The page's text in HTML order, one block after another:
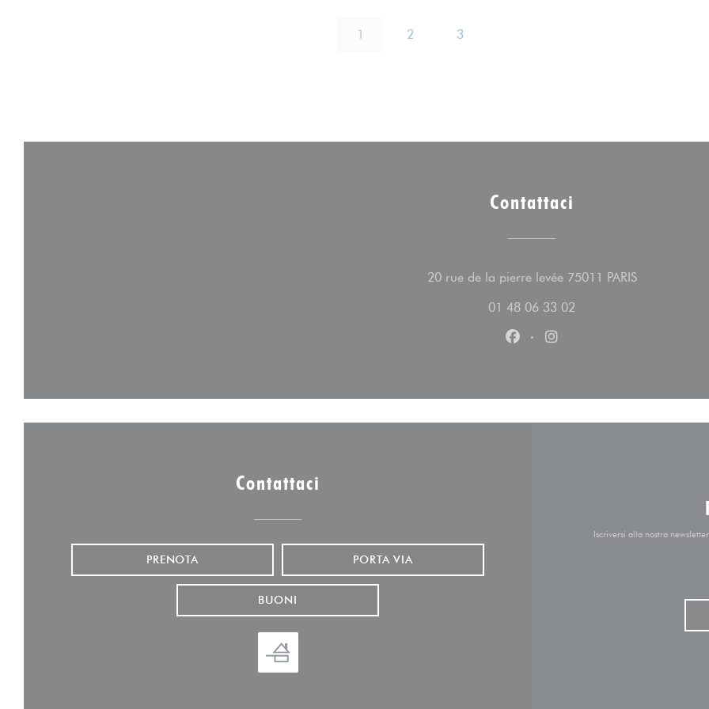
1 2 3
Contattaci
20 rue de la pierre levée 75011 PARIS((apre una
01 48 06 33 02
Facebook ((apre una nuova
Instagram ((apre una
Contattaci
PRENOTA PORTA VIA
BUONI
Iscriversi alla nostra